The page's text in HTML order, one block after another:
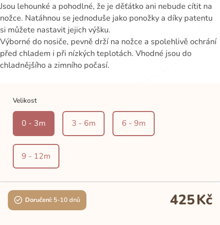
Jsou lehounké a pohodlné, že je děťátko ani nebude cítit na
nožce. Natáhnou se jednoduše jako ponožky a díky patentu
si můžete nastavit jejich výšku.
Výborné do nosiče, pevně drží na nožce a spolehlivě ochrání
před chladem i při nízkých teplotách. Vhodné jsou do
chladnějšího a zimního počasí.
Velikost
0 - 3m 3 - 6m 6 - 9m
9 - 12m
Doručení: 5-10 dnů 425Kč